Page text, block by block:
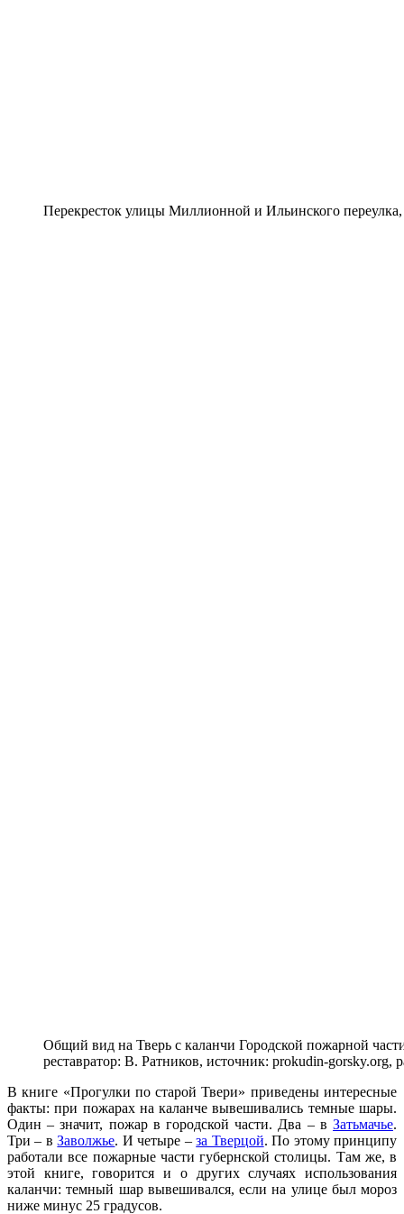
Перекресток улицы Миллионной и Ильинского
Общий вид на Тверь с каланчи Городской пожарной
реставратор: В. Ратников, источник: prokudin-gorsky.org,
В книге «Прогулки по старой Твери» приведены интересные
факты: при пожарах на каланче вывешивались темные шары.
Один – значит, пожар в городской части. Два – в Затьмачье.
Три – вЗаволжье. И четыре –за Тверцой. По этому принципу
работали все пожарные части губернской столицы. Там же, в
этой книге, говорится и о других случаях использования
каланчи: темный шар вывешивался, если на улице был мороз
ниже минус 25 градусов.